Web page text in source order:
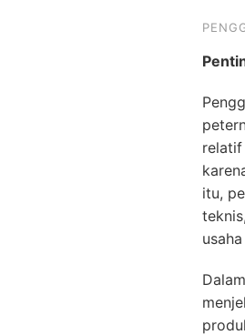
relatif
itu,